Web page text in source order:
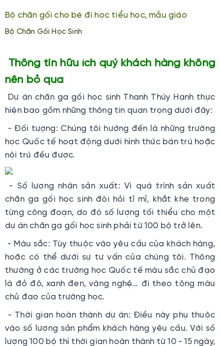
Bộ chăn gối cho bé đi học tiểu học, mẫu giáo
Bộ Chăn Gối Học Sinh
Thông tin hữu ích quý khách hàng không
nên bỏ qua
Dự án chăn ga gối học sinh Thanh Thúy Hạnh thực
hiện bao gồm những thông tin quan trọng dưới đây:
- Đối tượng: Chúng tôi hướng đến là những trường
học Quốc tế hoạt động dưới hình thức bán trú hoặc
nội trú đều được.
- Số lượng nhận sản xuất: Vì quá trình sản xuất
chăn ga gối học sinh đòi hỏi tỉ mỉ, khắt khe trong
từng công đoạn, do đó số lượng tối thiểu cho một
dự án chăn ga gối học sinh phải từ 100 bộ trở lên.
- Màu sắc: Tùy thuộc vào yêu cầu của khách hàng,
hoặc có thể dưới sự tư vấn của chúng tôi. Thông
thường ở các trường học Quốc tế màu sắc chủ đạo
là đỏ đô, xanh đen, vàng nghệ… đi theo tông màu
chủ đạo của trường học.
- Thời gian hoàn thành dự án: Điều này phụ thuộc
vào số lượng sản phẩm khách hàng yêu cầu. Với số
lượng 100 bộ thì thời gian hoàn thành từ 10 - 15 ngày,